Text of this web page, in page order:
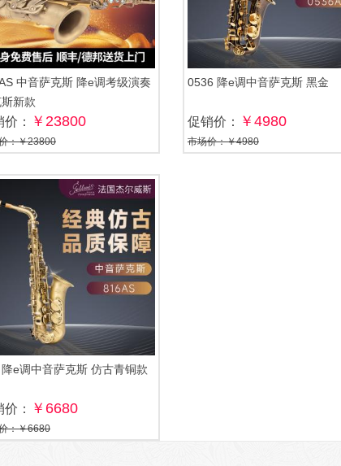
中音萨克斯 降e调考级演奏
新款
： ￥23800
：￥23800
0536 降e调中音萨克斯 黑金
促销价： ￥4980
市场价：￥4980
e调中音萨克斯 仿古青铜款
： ￥6680
：￥6680